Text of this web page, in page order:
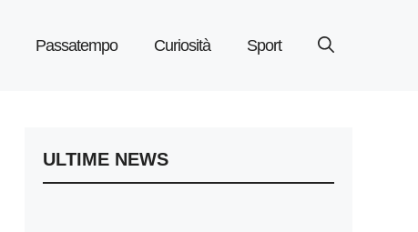
Passatempo Curiosità Sport
ULTIME NEWS